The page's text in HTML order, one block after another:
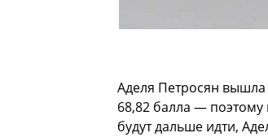
Аделя Петросян
68,82 балла —
будут дальше идти,